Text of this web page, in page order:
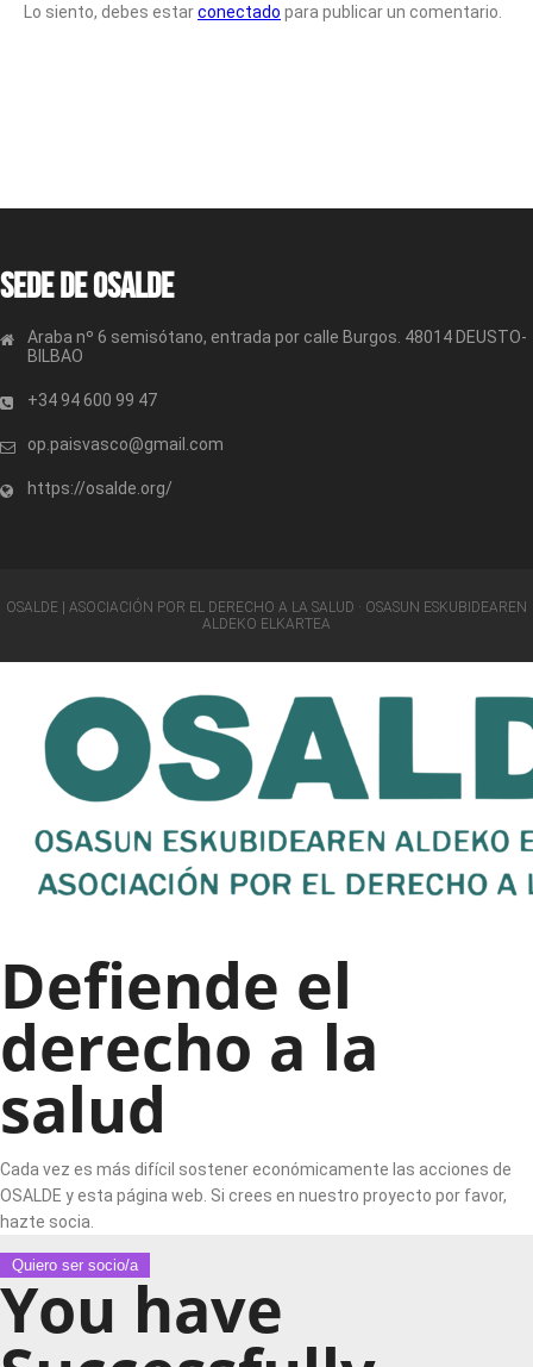
Lo siento, debes estarconectado para publicar un comentario.
Sede de OSALDE
Araba nº 6 semisótano, entrada por calle Burgos. 48014 DEUSTO-
BILBAO
+34 94 600 99 47
op.paisvasco@gmail.com
https://osalde.org/
OSALDE | ASOCIACIÓN POR EL DERECHO A LA SALUD · OSASUN ESKUBIDEAREN
ALDEKO ELKARTEA
Defiende el
derecho a la
salud
Cada vez es más difícil sostener económicamente las acciones de
OSALDE y esta página web. Si crees en nuestro proyecto por favor,
hazte socia.
Quiero ser socio/a
You have